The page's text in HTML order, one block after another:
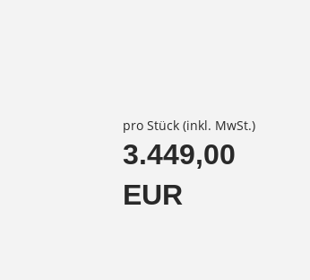
pro Stück (inkl. MwSt.)
3.449,00
EUR